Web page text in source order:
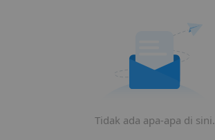
Tidak ada apa-apa di sini.